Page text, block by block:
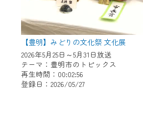
【豊明】みどりの文化祭 文化展
2026年5月25日～5月31日放送
テーマ：豊明市のトピックス
再生時間：00:02:56
登録日：2026/05/27